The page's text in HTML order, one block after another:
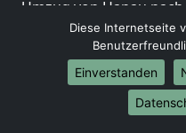
Umzug von Hanau
Umzug von Hanau
Umzug von Hanau
Umzug von Hanau
Umzug von Hanau
Umzug von Hanau
Diese Internetseite
Einverstanden